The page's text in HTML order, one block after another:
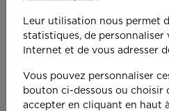
On est
Leur utilisation nous permet
statistiques, de personnaliser
Internet et de vous adresser
Vous pouvez personnaliser
bouton ci-dessous ou choisir
accepter en cliquant en haut